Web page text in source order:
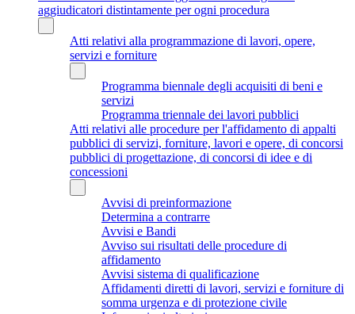
aggiudicatori distintamente per ogni procedura
Atti relativi alla programmazione di lavori, opere,
servizi e forniture
Programma biennale degli acquisiti di beni e
servizi
Programma triennale dei lavori pubblici
Atti relativi alle procedure per l'affidamento di appalti
pubblici di servizi, forniture, lavori e opere, di concorsi
pubblici di progettazione, di concorsi di idee e di
concessioni
Avvisi di preinformazione
Determina a contrarre
Avvisi e Bandi
Avviso sui risultati delle procedure di
affidamento
Avvisi sistema di qualificazione
Affidamenti diretti di lavori, servizi e forniture di
somma urgenza e di protezione civile